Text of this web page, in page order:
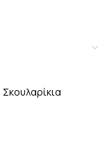
Σκουλαρίκια